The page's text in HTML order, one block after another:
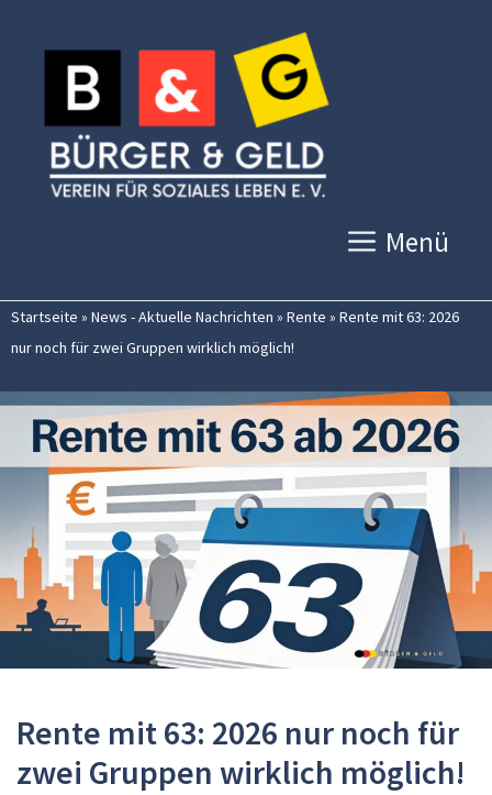
Inhalt
springen
Menü
Startseite » News - Aktuelle Nachrichten » Rente » Rente mit 63: 2026
nur noch für zwei Gruppen wirklich möglich!
Rente mit 63: 2026 nur noch für
zwei Gruppen wirklich möglich!